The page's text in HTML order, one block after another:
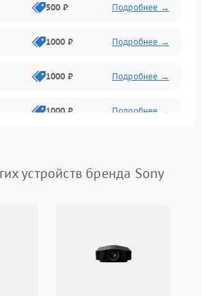
500 ₽ Подробнее →
1000 ₽ Подробнее →
1000 ₽ Подробнее →
1000 ₽ Подробнее →
устройств бренда Sony